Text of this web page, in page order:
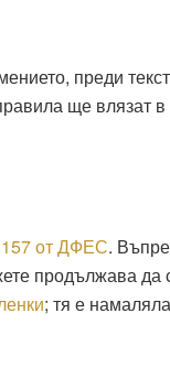
преди
ще влязат
от ДФЕС.
продължава да
; тя е